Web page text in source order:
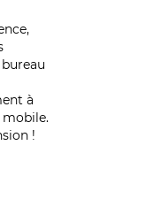
à
!